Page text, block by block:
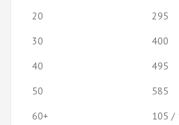
20
295
30
400
40
495
50
585
60+
105 /